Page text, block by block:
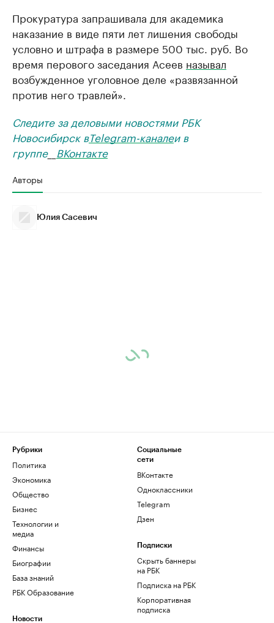
Прокуратура запрашивала для академика
наказание в виде пяти лет лишения свободы
условно и штрафа в размере 500 тыс. руб. Во
время перового заседания Асеев называл
возбужденное уголовное деле «развязанной
против него травлей».
Следите за деловыми новостями РБК
Новосибирск вTelegram-каналеи в
группе__ ВКонтакте
Авторы
Юлия Сасевич
Рубрики
Политика
Экономика
Общество
Бизнес
Технологии и
медиа
Финансы
Биографии
База знаний
РБК Образование
Новости
Социальные
сети
ВКонтакте
Одноклассники
Telegram
Дзен
Подписки
Скрыть баннеры
на РБК
Подписка на РБК
Корпоративная
подписка